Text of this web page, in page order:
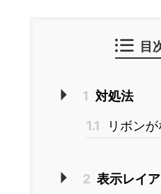
目
1 対処法
1.1
リボン
2 表示レイ